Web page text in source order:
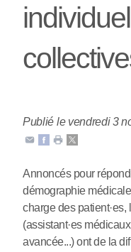
Publié le vendredi 3
Annoncés pour
démographie
charge des patient·es,
(assistant·es médicaux
avancée...) ont de la